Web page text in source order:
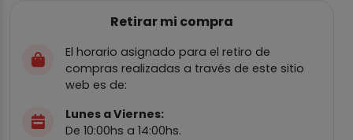
Retirar mi compra
El horario asignado para el retiro de
compras realizadas a través de este sitio
web es de:
Lunes a Viernes:
De 10:00hs a 14:00hs.